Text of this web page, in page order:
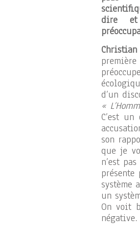
dire
d’un
«
C’est
son
que je
n’est
système
un
On voit
négative.